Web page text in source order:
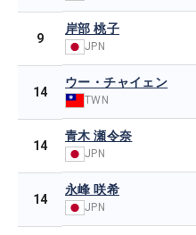
9
岸部 桃子
JPN
14
ウー・チャイェン
TWN
14
青木 瀬令奈
JPN
14
永峰 咲希
JPN